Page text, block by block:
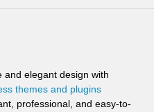
and elegant design with
themes and plugins
professional, and easy-to-